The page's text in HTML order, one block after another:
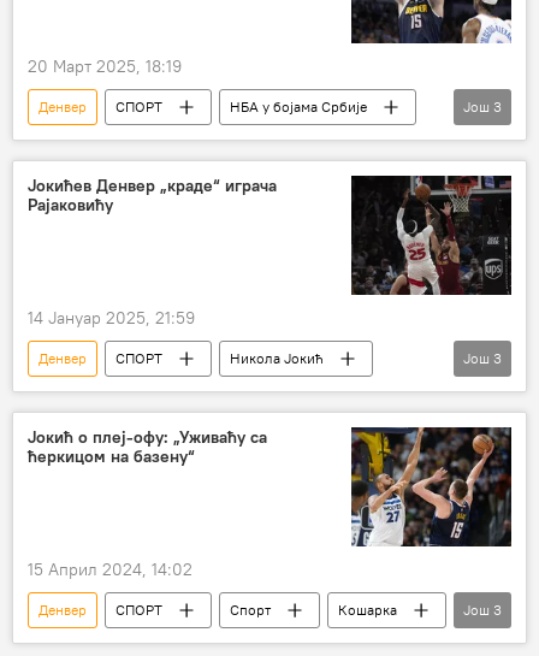
20 Март 2025, 18:19
Денвер СПОРТ
НБА у бојама Србије
Никола Јокић
Кошарка Спорт
Још 3
Јокићев Денвер „краде“ играча
Рајаковићу
14 Јануар 2025, 21:59
Денвер СПОРТ
Никола Јокић
Дарко Рајаковић
Спорт Кошарка
Још 3
Јокић о плеј-офу: „Уживаћу са
ћеркицом на базену“
15 Април 2024, 14:02
Денвер СПОРТ Спорт
Кошарка
НБА у бојама Србије
Никола Јокић
Још 3